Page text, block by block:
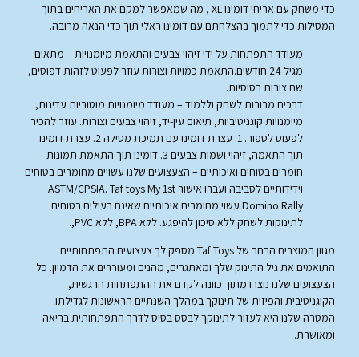
כדי משחק עם אריחי דומינו XL , מה שמאפשר למקם את האריחים בתוך
המסילות כדי לתמוך בהצלחתם עם דומינו ראלי תוך כדי הנאה מרובה.
מעודד התפתחות על ידי זיהוי צבעים והתאמת מיומנויות – מתאים
מגיל 24 חודשים.התאמת כמויות וצורות עוזר לפעוט לזהות דפוסים,
שם צורות בסיסיות.
דרכים מרובות לשחק וללמוד – מעודד מיומנויות מוטוריות עדינות,
מיומנויות קוגניטיביות, תיאום עין-יד, זיהוי צבעים וצורות. עוזר להכיר
לפעוט לספור. 1. עצרת דומינו עם תמיכת מסילה 2. עצרת דומינו
תוך התאמה, זיהוי ושמות צבעים 3. דומינו תוך התאמת תמונות
חומרים בטוחים ואיכותיים – הצעצועים שלנו עשויים מחומרים בטוחים
וידידותיים לסביבה ועברו אישור ASTM/CPSIA. Taf toys My 1st
Domino Rally עשוי מחומרים איכותיים שאינם רעילים בטוחים
לתינוקות לשחק ללא סיכון להיפגע. ללא BPA, ללא PVC,.
מגוון המוצרים הרחב של Taf Toys מספק לך צעצועים התפתחותיים
התואמים את גיל התינוק שלך ומאתגרים, מהנים ומעוררים את הדמיון. כל
הצעצועים שלנו נוצרו מתוך כוונה לקדם את ההתפתחות הרגשית,
הקוגניטיבית והפיזית של תינוקך במהלך השנתיים הראשונות לגדילתו.
המטרה שלנו היא לעזור לתינוקך לבסס בסיס לדרך התפתחותית בריאה
ומאושרת.